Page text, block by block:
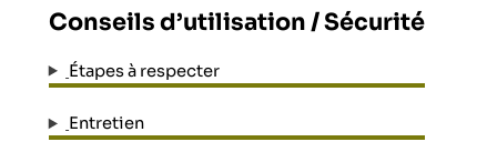
Conseils d’utilisation / Sécurité
Étapes à respecter
Entretien